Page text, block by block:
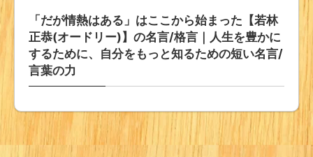
「だが情熱はある」はここから始まった【若林
正恭(オードリー)】の名言/格言｜人生を豊かに
するために、自分をもっと知るための短い名言/
言葉の力